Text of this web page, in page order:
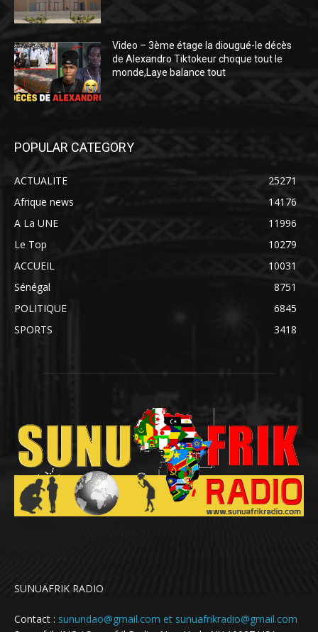
Video – 3ème étage la diougué-le décès
de Alexandro Tiktokeur choque tout le
monde,Laye balance tout
POPULAR CATEGORY
ACTUALITE
25271
Afrique news
14176
A La UNE
11996
Le Top
10279
ACCUEIL
10031
Sénégal
8751
POLITIQUE
6845
SPORTS
3418
SUNUAFRIK RADIO
Contact : sunundao@gmail.com et sunuafrikradio@gmail.com